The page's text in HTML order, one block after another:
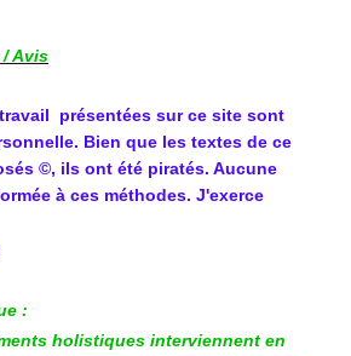
/ Avis
présentées sur ce site sont
Bien que les textes de ce
©, ils ont été piratés. Aucune
à ces méthodes. J'exerce
:
holistiques interviennent en